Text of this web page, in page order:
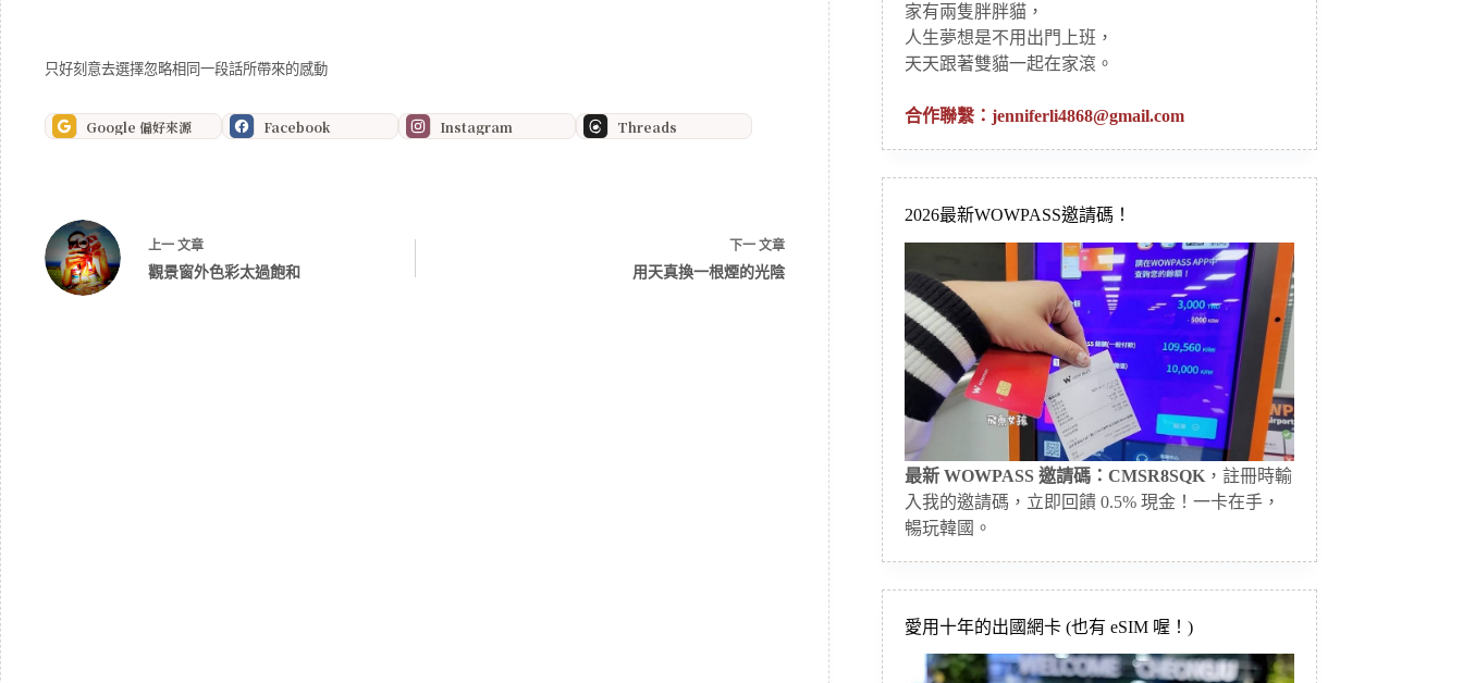
只好刻意去選擇忽略相同一段話所帶來的感動
Google 偏好來源 Facebook Instagram Threads
上一 文章
觀景窗外色彩太過飽和
下一文章
用天真換一根煙的光陰
家有兩隻胖胖貓，
人生夢想是不用出門上班，
天天跟著雙貓一起在家滾。
合作聯繫：jenniferli4868@gmail.com
2026最新WOWPASS邀請碼！
最新 WOWPASS 邀請碼：CMSR8SQK ，註冊時輸
入我的邀請碼，立即回饋 0.5% 現金！一卡在手，
暢玩韓國。
愛用十年的出國網卡 (也有 eSIM 喔！)